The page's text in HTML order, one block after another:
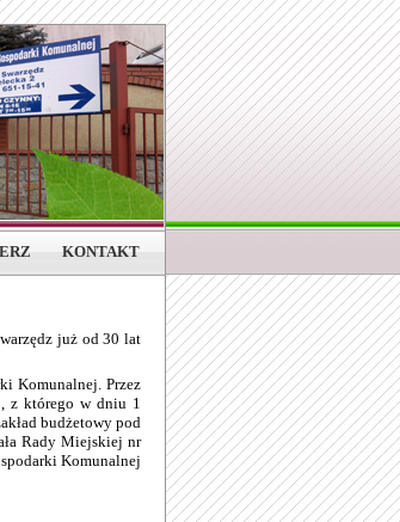
KONTAKT
już od 30 lat
Komunalnej. Przez
z którego w dniu 1
budżetowy pod
Rady Miejskiej nr
Komunalnej